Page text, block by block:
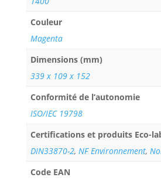
Couleur
Magenta
Dimensions (mm)
339 x 109 x 152
Conformité de l’autonomie
ISO/IEC 19798
Certifications et produits Eco-
DIN33870-2, NF Environnement,
Code EAN